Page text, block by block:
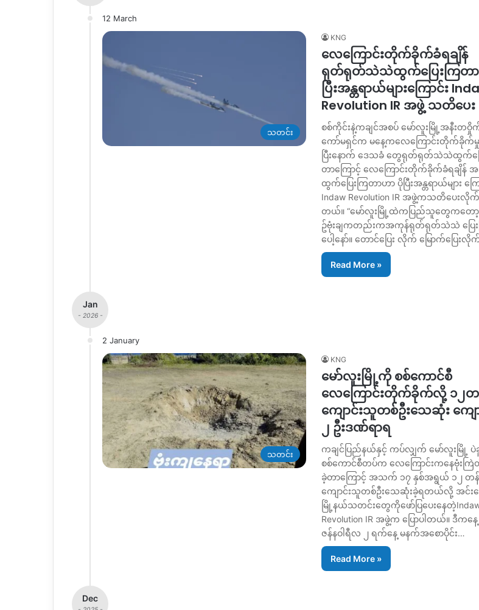
12 March
သတင်း
KNG
လေကြောင်းတိုက်ခိုက်ခံရချိန်
ရုတ်ရုတ်သဲသဲထွက်ပြေးကြတ
ပြီးအန္တရာယ်များကြောင်း
Revolution IR အဖွဲ့ သတိပေး
စစ်ကိုင်းနဲ့ကချင်အစပ် မော်လူးမြို့အနီးတ
ကော်မရှင်က မနေ့ကလေကြောင်းတိုက်ခိုက်
ပြီးနောက် ဒေသခံ တွေရုတ်ရုတ်သဲသဲထွက်ပြ
တာကြောင့် လေကြောင်းတိုက်ခိုက်ခံရချိန်
ထွက်ပြေးကြတာဟာ ပိုပြီးအန္တရာယ်များ ကြ
Indaw Revolution IR အဖွဲ့ကသတိပေးလိုက်
တယ်။ “မော်လူးမြို့ထဲကပြည်သူတွေကတေ
ဥ်ဗုံးချကတည်းကအကုန်ရုတ်ရုတ်သဲသဲ ပြေး
ပေါ့နော်။ တောင်ပြေး လိုက် မြောက်ပြေးလို
Read More »
Jan
- 2026 -
2 January
သတင်း
KNG
မော်လူးမြို့ကို စစ်ကောင်စီ
လေကြောင်းတိုက်ခိုက်လို့ ၁၂တ
ကျောင်းသူတစ်ဦးသေဆုံး ကျေ
၂ ဦးဒဏ်ရာရ
ကချင်ပြည်နယ်နှင့် ကပ်လျှက် မော်လူးမြို့ ပဲ
စစ်ကောင်စီတပ်က လေကြောင်းကနေဗုံးက
ခဲ့တာကြောင့် အသက် ၁၇ နှစ်အရွယ် ၁၂ တန်
ကျောင်းသူတစ်ဦးသေဆုံးခဲ့ရတယ်လို့ အင်း
မြို့နယ်သတင်းတွေကိုဖော်ပြပေးနေတဲ့
Revolution IR အဖွဲ့က ပြောပါတယ်။ ဒီကနေ့
ဇန်နဝါရီလ ၂ ရက်နေ့ မနက်အစောပိုင်း…
Read More »
Dec